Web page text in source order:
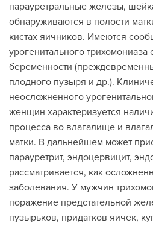
парауретральные железы,
обнаруживаются в полости
кистах яичников. Имеются
урогенитального
беременности
плодного пузыря и др.).
неосложненного
женщин характеризуется
процесса во влагалище и
матки. В дальнейшем может
парауретрит, эндоцервицит,
рассматривается, как
заболевания. У мужчин
поражение предстательной
пузырьков, придатков яичек,